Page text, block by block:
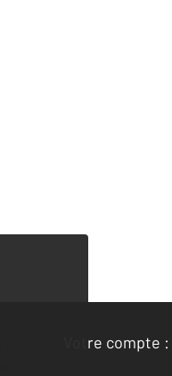
Votre compte :